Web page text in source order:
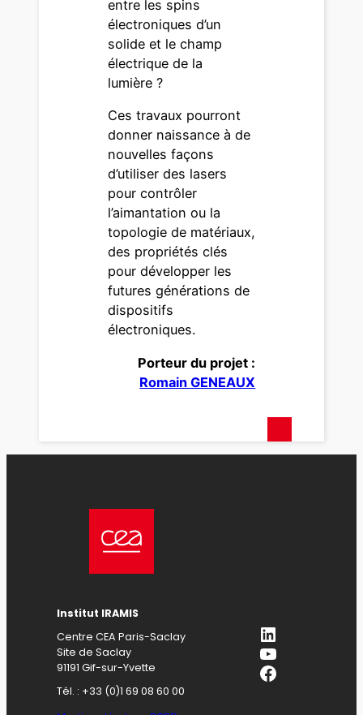
entre les spins
électroniques d’un
solide et le champ
électrique de la
lumière ?
Ces travaux pourront
donner naissance à de
nouvelles façons
d’utiliser des lasers
pour contrôler
l’aimantation ou la
topologie de matériaux,
des propriétés clés
pour développer les
futures générations de
dispositifs
électroniques.
Porteur du projet :
Romain GENEAUX
Institut IRAMIS
Centre CEA Paris-Saclay
Site de Saclay
91191 Gif-sur-Yvette
Tél. : +33 (0)1 69 08 60 00
LinkedIn
YouTube
Facebook